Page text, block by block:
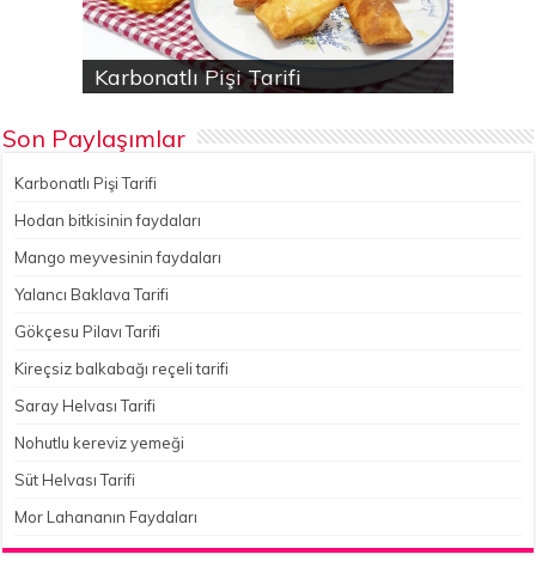
Karbonatlı Pişi Tarifi
Hodan bitkisinin faydaları
Yalancı Baklava Tarifi
Gökçesu Pilavı Tarifi
Nohutlu kereviz yemeği
Son Paylaşımlar
Karbonatlı Pişi Tarifi
Hodan bitkisinin faydaları
Mango meyvesinin faydaları
Yalancı Baklava Tarifi
Gökçesu Pilavı Tarifi
Kireçsiz balkabağı reçeli tarifi
Saray Helvası Tarifi
Nohutlu kereviz yemeği
Süt Helvası Tarifi
Mor Lahananın Faydaları